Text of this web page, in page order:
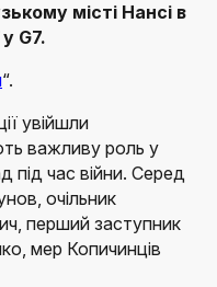
місті Нансі в
G7.
“.
увійшли
важливу роль у
під час війни. Серед
очільник
перший заступник
мер Копичинців